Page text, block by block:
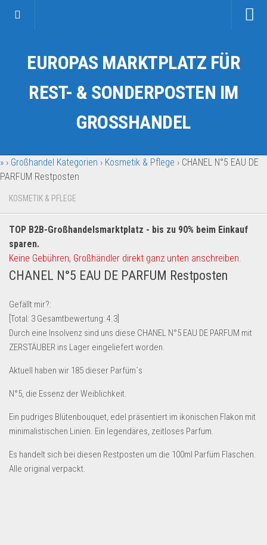
Kategorien
Auto & Motorrad
Fahrzeuge & Transport
Garten & Werkzeug
Geschäft, Büro & Schreibwaren
Geschenkartikel
Handy und Smartphone
Kosmetik & Pflege
Lebensmittel & Getränke
Multimedia & Elektro
Münzen
Uhren & Schmuck
Wohnen & Einrichten
Restposten für Privatpersonen
EUROPAS MARKTPLATZ FÜR
REST- & SONDERPOSTEN IM
GROSSHANDEL
» › Großhandel Kategorien › Kosmetik & Pflege › CHANEL N°5 EAU DE
PARFUM Restposten
KOSMETIK & PFLEGE
TOP B2B-Großhandelsmarktplatz - bis zu 90% beim Einkauf
sparen.
Keine Gebühren, Großhändler direkt ganz unten anschreiben.
CHANEL N°5 EAU DE PARFUM Restposten
Gefällt mir?:
[Total: 3 Gesamtbewertung: 4.3
Durch eine Insolvenz sind uns diese CHANEL N°5 EAU DE PARFUM mit
ZERSTÄUBER ins Lager eingeliefert worden.
Aktuell haben wir 185 dieser Parfüm´s
N°5, die Essenz der Weiblichkeit.
Ein pudriges Blütenbouquet, edel präsentiert im ikonischen Flakon mit
minimalistischen Linien. Ein legendäres, zeitloses Parfum.
Es handelt sich bei diesen Restposten um die 100ml Parfüm Flaschen.
Alle original verpackt.